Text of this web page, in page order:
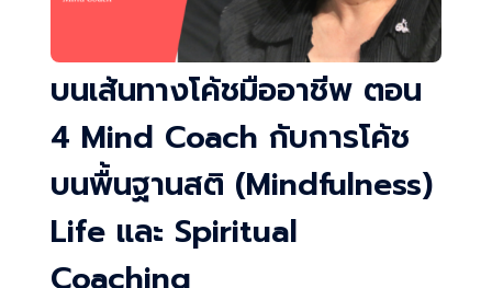
บนเส้นทางโค้ชมืออาชีพ ตอน
4 Mind Coach กับการโค้ช
บนพื้นฐานสติ (Mindfulness)
Life และ Spiritual